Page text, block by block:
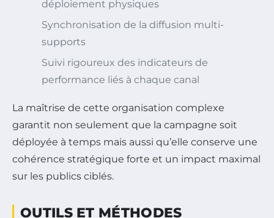
déploiement physiques
Synchronisation de la diffusion multi-
supports
Suivi rigoureux des indicateurs de
performance liés à chaque canal
La maîtrise de cette organisation complexe
garantit non seulement que la campagne soit
déployée à temps mais aussi qu’elle conserve une
cohérence stratégique forte et un impact maximal
sur les publics ciblés.
OUTILS ET MÉTHODES